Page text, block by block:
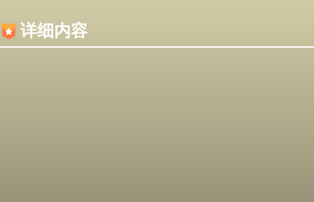
详细内容